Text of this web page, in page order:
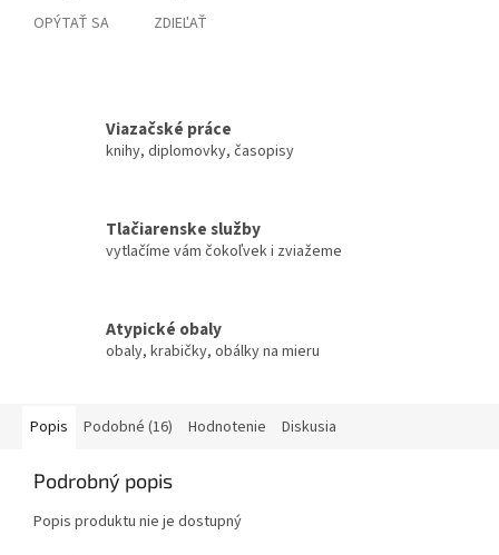
OPÝTAŤ SA ZDIEĽAŤ
Viazačské práce
knihy, diplomovky, časopisy
Tlačiarenske služby
vytlačíme vám čokoľvek i zviažeme
Atypické obaly
obaly, krabičky, obálky na mieru
Popis Podobné (16) Hodnotenie Diskusia
Podrobný popis
Popis produktu nie je dostupný